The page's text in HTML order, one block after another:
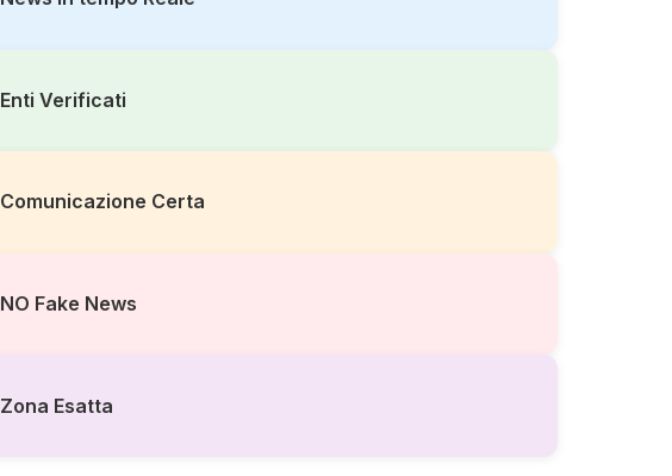
Enti Verificati
Comunicazione Certa
NO Fake News
Zona Esatta